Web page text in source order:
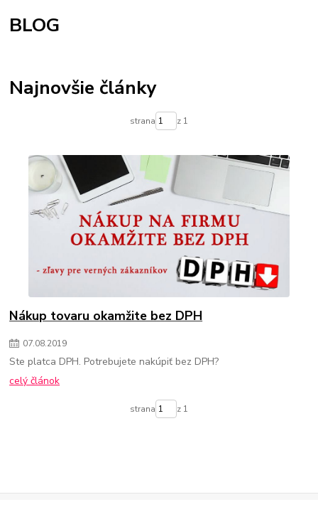
BLOG
Najnovšie články
strana z 1
Nákup tovaru okamžite bez DPH
07.08.2019
Ste platca DPH. Potrebujete nakúpiť bez DPH?
celý článok
strana z 1